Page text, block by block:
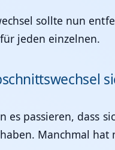
sollte nun
jeden einzelnen.
es passieren, dass
Manchmal